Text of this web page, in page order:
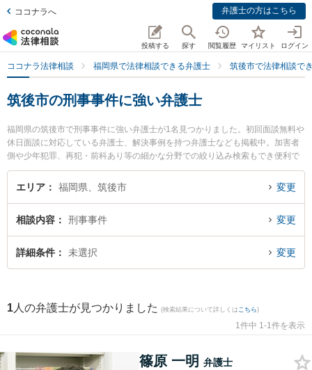
ココナラへ 弁護士の方はこちら
投稿する 探す 閲覧履歴 マイリスト ログイン
ココナラ法律相談 福岡県で法律相談できる弁護士 筑後市で法律相談で
筑後市の刑事事件に強い弁護士
福岡県の筑後市で刑事事件に強い弁護士が1名見つかりました。初回面談無料や
休日面談に対応している弁護士、解決事例を持つ弁護士なども掲載中。加害者
側や少年犯罪、再犯・前科あり等の細かな分野での絞り込み検索もでき便利で
す。特に篠原法律事務所の篠原 一明弁護士のプロフィール情報や弁護士費用、
強みなどが注目されています。『筑後市で土日や夜間に発生した刑事事件のト
後市内の弁護士に相談予約したい』などでお困りの相談者さんにおすすめで
す。
エリア 福岡県、筑後市 変更
相談内容 刑事事件 変更
詳細条件 未選択 変更
1 人の弁護士が見つかりました (検索結果について詳しくは こちら)
1件中 1-1件を表示
篠原 一明 弁護士